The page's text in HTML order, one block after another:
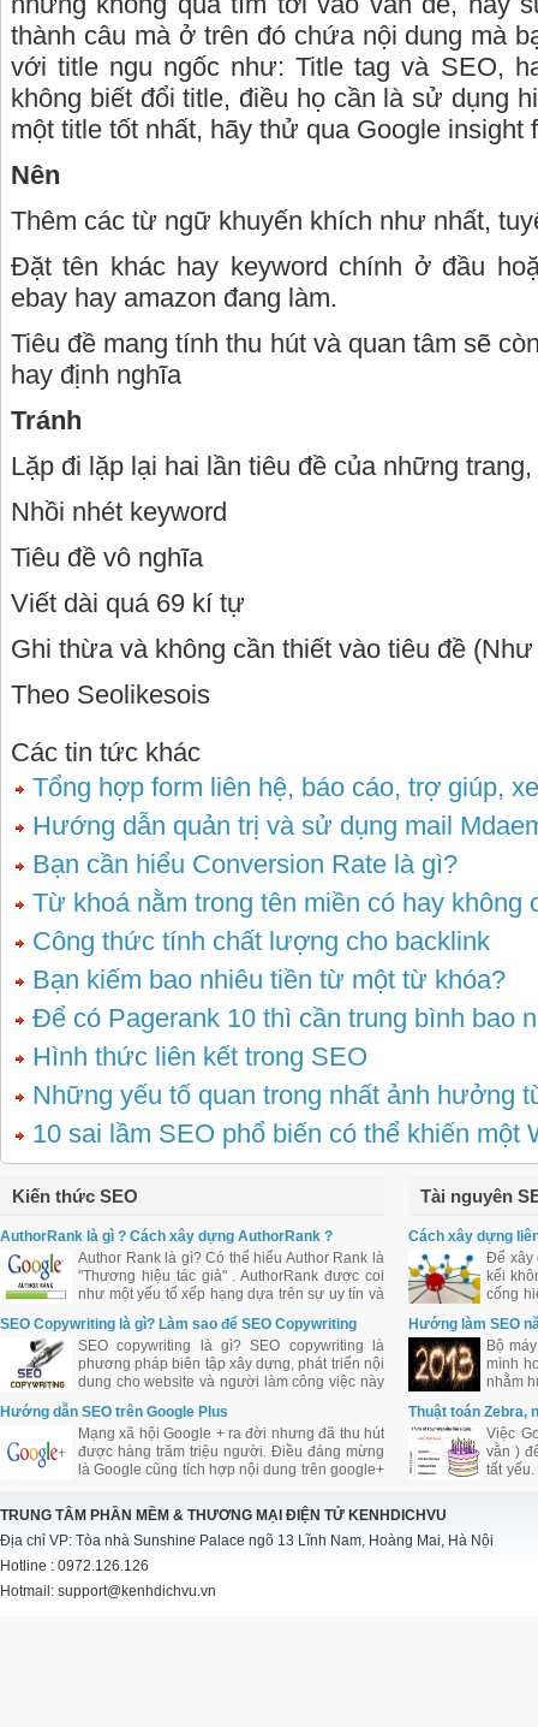
thành câu mà ở trên đó chứa nội dung mà
với title ngu ngốc như: Title tag và SEO,
không biết đổi title, điều họ cần là sử dụng
một title tốt nhất, hãy thử qua Google insight
Nên
Thêm các từ ngữ khuyến khích như nhất,
Đặt tên khác hay keyword chính ở đầu
ebay hay amazon đang làm.
Tiêu đề mang tính thu hút và quan tâm sẽ
hay định nghĩa
Tránh
Lặp đi lặp lại hai lần tiêu đề của những
Nhồi nhét keyword
Tiêu đề vô nghĩa
Viết dài quá 69 kí tự
Ghi thừa và không cần thiết vào tiêu đề
Theo Seolikesois
Các tin tức khác
Tổng hợp form liên hệ, báo cáo, trợ giúp,
Hướng dẫn quản trị và sử dụng mail
Bạn cần hiểu Conversion Rate là gì?
Từ khoá nằm trong tên miền có hay không
Công thức tính chất lượng cho backlink
Bạn kiếm bao nhiêu tiền từ một từ khóa?
Để có Pagerank 10 thì cần trung bình bao
Hình thức liên kết trong SEO
Những yếu tố quan trong nhất ảnh hưởng
10 sai lầm SEO phổ biến có thể khiến một
Kiến thức SEO
AuthorRank là gì ? Cách xây dựng AuthorRank ?
Author Rank là gì? Có thể hiểu Author Rank là
"Thương hiệu tác giả" . AuthorRank được coi
như một yếu tố xếp hạng dựa trên sự uy tín và
ảnh hưởng của tác giả bài viết đối với cộng
đồng.
SEO Copywriting là gì? Làm sao để SEO Copywriting
SEO copywriting là gì? SEO copywriting là
phương pháp biên tập xây dựng, phát triển nội
dung cho website và người làm công việc này
được coi là SEO Copywriter. Tuy nhiên việc
biên tập nội dung cho website cần khéo léo
trong việc bố trí từ khóa, mật độ từ khóa.
Hướng dẫn SEO trên Google Plus
Mạng xã hội Google + ra đời nhưng đã thu hút
được hàng trăm triệu người. Điều đáng mừng
là Google cũng tích hợp nội dung trên google+
nên chắc chắn Google + sẽ được Google hỗ
trợ đầy đủ và ưu ái đối với công việc làm SEO
của bạn.
Tài nguyên
Cách xây dựng
Để xây
kếi
cống
web
Hướng làm SEO
Bộ
mình
nhằm
Thuật toán Zebra,
Việc
vằn )
tất
TRUNG TÂM PHẦN MỀM & THƯƠNG MẠI ĐIỆN TỬ KENHDICHVU
Địa chỉ VP: Tòa nhà Sunshine Palace ngõ 13 Lĩnh Nam, Hoàng Mai, Hà Nội
Hotline : 0972.126.126
Hotmail: support@kenhdichvu.vn